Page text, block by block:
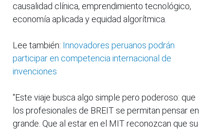
causalidad clínica, emprendimiento tecnológico,
economía aplicada y equidad algorítmica.
Lee también: Innovadores peruanos podrán
participar en competencia internacional de
invenciones
“Este viaje busca algo simple pero poderoso: que
los profesionales de BREIT se permitan pensar en
grande. Que al estar en el MIT reconozcan que su